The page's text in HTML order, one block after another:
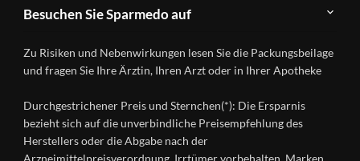
Kontakt
Datenschutz
Nutzungsbedingungen
Produkte
A-
Ratgeber
Wirkstoffe
Gesundheitsmagazin
&
Händlerlogin
Besuchen Sie Sparmedo auf
Instagram
Zu Risiken und Nebenwirkungen lesen Sie die Packungsbeilage
und fragen Sie Ihre Ärztin, Ihren Arzt oder in Ihrer Apotheke
Durchgestrichener Preis und Sternchen(*): Die Ersparnis
bezieht sich auf die unverbindliche Preisempfehlung des
Herstellers oder die Abgabe nach der
Arzneimittelpreisverordnung. Irrtümer vorbehalten. Marken